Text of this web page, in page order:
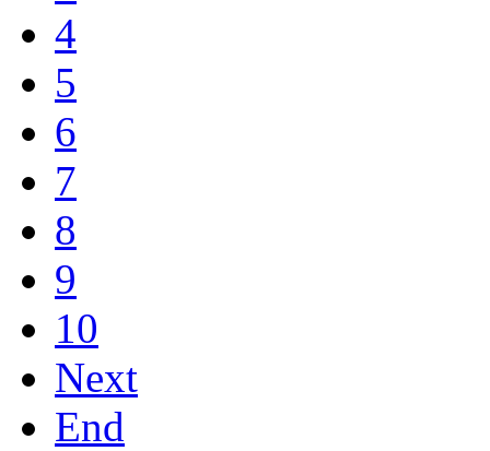
4
5
6
7
8
9
10
Next
End